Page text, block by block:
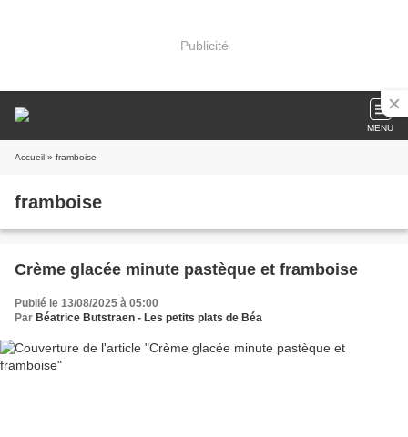
Publicité
MENU
Accueil » framboise
framboise
Crème glacée minute pastèque et framboise
Publié le 13/08/2025 à 05:00
Par Béatrice Butstraen - Les petits plats de Béa